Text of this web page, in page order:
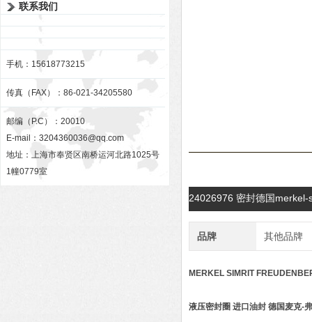
联系我们
手机：15618773215
传真（FAX）：86-021-34205580
邮编（P.C）：20010
E-mail： 3204360036@qq.com
地址：上海市奉贤区南桥运河北路1025号
1幢0779室
24026976 密封德国
品牌 其他品牌
MERKEL SIMRIT
液压密封圈 进口 油封 德国麦克-